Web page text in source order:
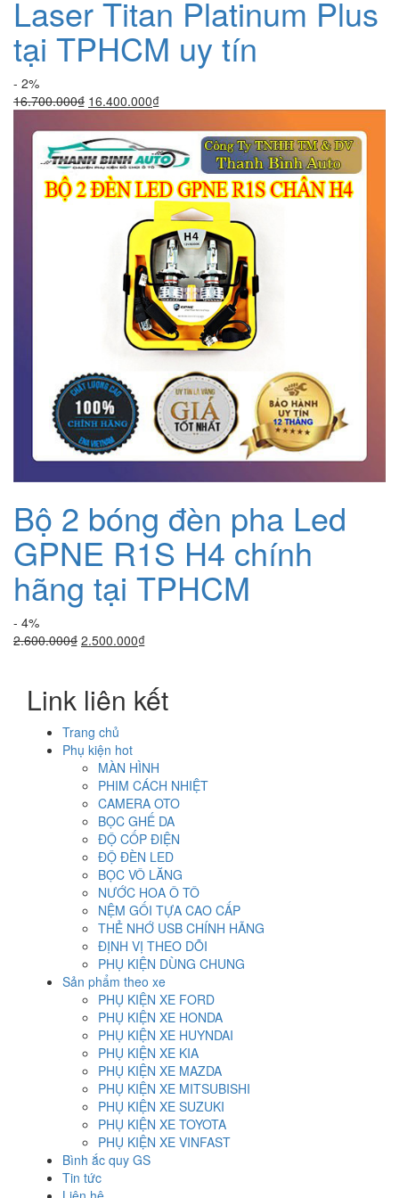
Laser Titan Platinum Plus
tại TPHCM uy tín
- 2%
16.700.000₫ Giá
là:
16.700.000₫.
16.400.000₫Giá
tại
là:
16.400.000₫.
Bộ 2 bóng đèn pha Led
GPNE R1S H4 chính
hãng tại TPHCM
- 4%
2.600.000₫ Giá
2.600.000₫.
2.500.000₫Giá
là:
2.500.000₫.
Link liên kết
Trang chủ
Phụ kiện hot
MÀN HÌNH
PHIM CÁCH NHIỆT
CAMERA OTO
BỌC GHẾ DA
ĐỘ CỐP ĐIỆN
ĐỘ ĐÈN LED
BỌC VÔ LĂNG
NƯỚC HOA Ô TÔ
NỆM GỐI TỰA CAO CẤP
THẺ NHỚ USB CHÍNH HÃNG
ĐỊNH VỊ THEO DÕI
PHỤ KIỆN DÙNG CHUNG
Sản phẩm theo xe
PHỤ KIỆN XE FORD
PHỤ KIỆN XE HONDA
PHỤ KIỆN XE HUYNDAI
PHỤ KIỆN XE KIA
PHỤ KIỆN XE MAZDA
PHỤ KIỆN XE MITSUBISHI
PHỤ KIỆN XE SUZUKI
PHỤ KIỆN XE TOYOTA
PHỤ KIỆN XE VINFAST
Bình ắc quy GS
Tin tức